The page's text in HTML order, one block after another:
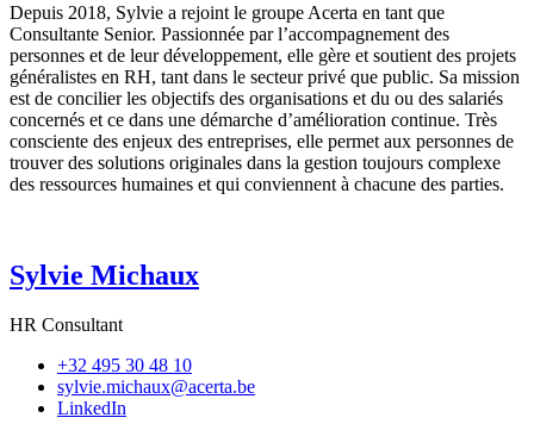
Depuis 2018, Sylvie a rejoint le groupe Acerta en tant que
Consultante Senior. Passionnée par l’accompagnement des
personnes et de leur développement, elle gère et soutient des projets
généralistes en RH, tant dans le secteur privé que public. Sa mission
est de concilier les objectifs des organisations et du ou des salariés
concernés et ce dans une démarche d’amélioration continue. Très
consciente des enjeux des entreprises, elle permet aux personnes de
trouver des solutions originales dans la gestion toujours complexe
des ressources humaines et qui conviennent à chacune des parties.
Sylvie Michaux
HR Consultant
+32 495 30 48 10
sylvie.michaux@acerta.be
LinkedIn